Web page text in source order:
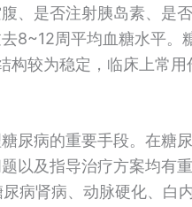
、是否注射胰岛素、是
8~12周平均血糖水平。
构较为稳定，临床上常
尿病的重要手段。在糖
以及指导治疗方案均有重
病肾病、动脉硬化、白